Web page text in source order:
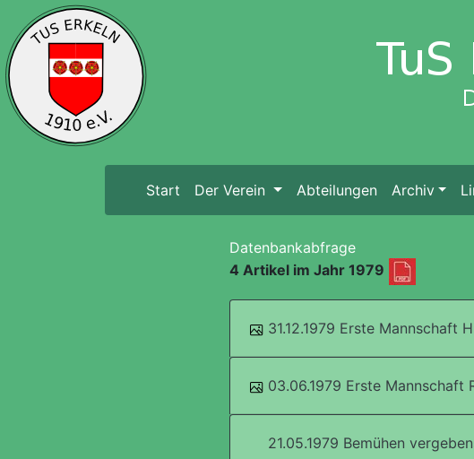
Start (current)
Der Verein Abteilungen Archiv
Datenbankabfrage
4 Artikel im Jahr 1979
31.12.1979 Erste Mannschaft
03.06.1979 Erste Mannschaft
21.05.1979 Bemühen